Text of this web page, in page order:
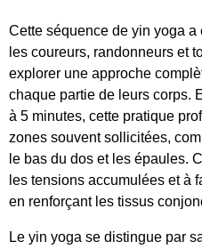
Cette séquence de yin yoga
les coureurs, randonneurs et
explorer une approche
chaque partie de leurs corps.
à 5 minutes, cette pratique
zones souvent sollicitées,
le bas du dos et les épaules.
les tensions accumulées et à
en renforçant les tissus
Le yin yoga se distingue par